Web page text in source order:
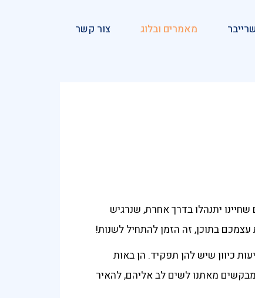
מאמרים ובלוג צור קשר
יתנהלו בדרך אחרת, שנרגיש
בתוכן, זה הזמן להתחיל לשנות!
כיוון שיש להן תפקיד. הן באות
מבקשים מאתנו לשים לב אליהם, להאיר